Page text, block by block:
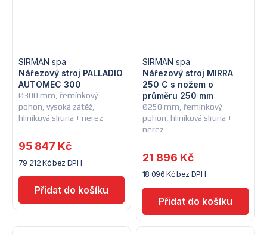
Ø300 mm, řemínkový
pohon, vysoká zátěž,
hliníková slitina + nerez
Nářezový stroj PALLADIO
AUTOMEC 300
SIRMAN spa
79 212 Kč bez DPH
95 847 Kč
Ø250 mm, řemínkový
pohon, hliníková slitina +
nerez
Nářezový stroj MIRRA
250 C s nožem o
průměru 250 mm
SIRMAN spa
18 096 Kč bez DPH
21 896 Kč